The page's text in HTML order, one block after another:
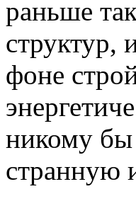
раньше
структур,
фоне
никому бы
странную